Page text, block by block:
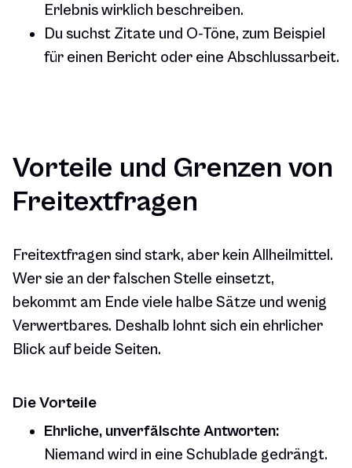
Erlebnis wirklich beschreiben.
Du suchst Zitate und O-Töne, zum Beispiel
für einen Bericht oder eine Abschlussarbeit.
Vorteile und Grenzen von
Freitextfragen
Freitextfragen sind stark, aber kein Allheilmittel.
Wer sie an der falschen Stelle einsetzt,
bekommt am Ende viele halbe Sätze und wenig
Verwertbares. Deshalb lohnt sich ein ehrlicher
Blick auf beide Seiten.
Die Vorteile
Ehrliche, unverfälschte Antworten:
Niemand wird in eine Schublade gedrängt.